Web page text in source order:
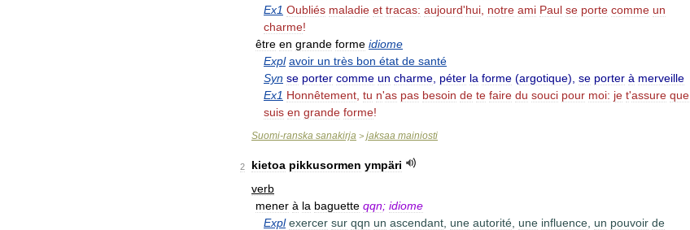
Ex1 Oubliés maladie et tracas: aujourd'hui notre ami Paul se porte comme un
charme!
être en grande forme idiome
Expl avoir un très bon état de santé
Syn se porter comme un charme péter la forme (argotique), se porter à merveille
Ex1 Honnêtement tu n'as pas besoin de te faire du souci pour moi: je t'assure que
suis en grande forme!
Suomi-ranska sanakirja > jaksaa mainiosti
2 kietoa pikkusormen ympäri
verb
mener à la baguette qqn; idiome
Expl exercer sur qqn un ascendant une autorité une influence un pouvoir de